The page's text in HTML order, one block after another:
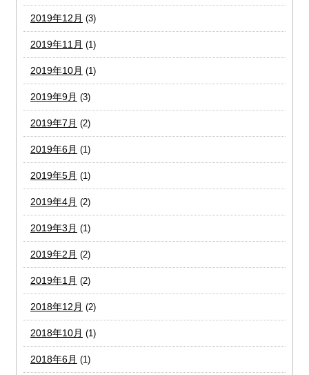
2019年12月 (3)
2019年11月 (1)
2019年10月 (1)
2019年9月 (3)
2019年7月 (2)
2019年6月 (1)
2019年5月 (1)
2019年4月 (2)
2019年3月 (1)
2019年2月 (2)
2019年1月 (2)
2018年12月 (2)
2018年10月 (1)
2018年6月 (1)